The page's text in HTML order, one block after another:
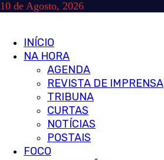
Skip
10 de Agosto, 2026
Primary
Menu
INÍCIO
NA HORA
AGENDA
REVISTA DE IMPRENSA
TRIBUNA
CURTAS
NOTÍCIAS
POSTAIS
FOCO